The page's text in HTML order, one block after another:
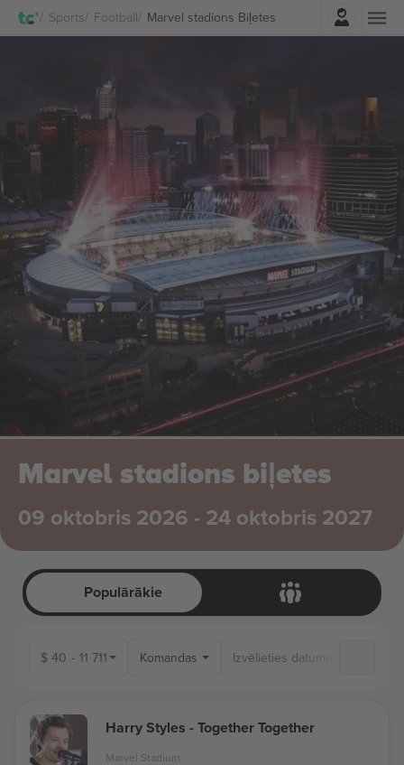
Sports Football Marvel stadions Biļetes
Pierakstīties
Marvel stadions biļetes
09 oktobris 2026 - 24 oktobris 2027
Populārākie
$ 40 - 11 711 Komandas
Harry Styles - Together Together
Marvel Stadium